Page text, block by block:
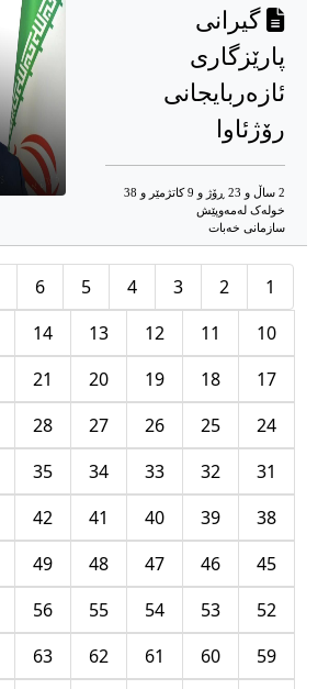
گیرانی
پارێزگاری
ئازەربایجانی
رۆژئاوا
2 ساڵ و 23 ڕۆژ و 9 کاتژمێر و 38
خوله‌ک له‌مه‌وپێش‌
سازمانی خەبات
1
2
3
4
5
6
10
11
12
13
14
17
18
19
20
21
24
25
26
27
28
31
32
33
34
35
38
39
40
41
42
45
46
47
48
49
52
53
54
55
56
59
60
61
62
63